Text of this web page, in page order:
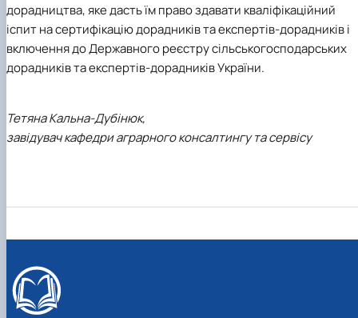
дорадництва, яке дасть їм право здавати кваліфікаційний
іспит на сертифікацію дорадників та експертів-дорадників і
включення до Державного реєстру сільськогосподарських
дорадників та експертів-дорадників України.
Тетяна Кальна-Дубінюк,
завідувач кафедри аграрного консалтингу та сервісу